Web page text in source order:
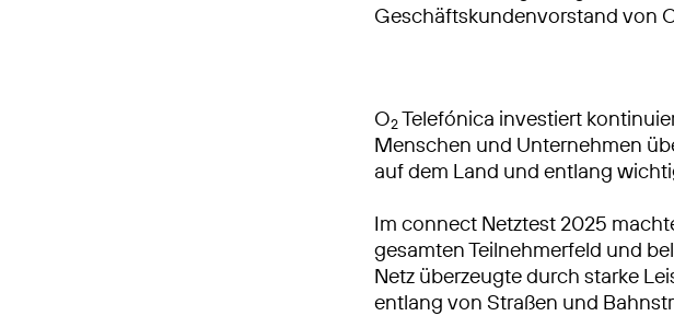
Geschäftskundenvorstand von
O2Telefónica investiert
Menschen und Unternehmen
auf dem Land und entlang
Im connect Netztest 2025
gesamten Teilnehmerfeld und
Netz überzeugte durch starke
entlang von Straßen und